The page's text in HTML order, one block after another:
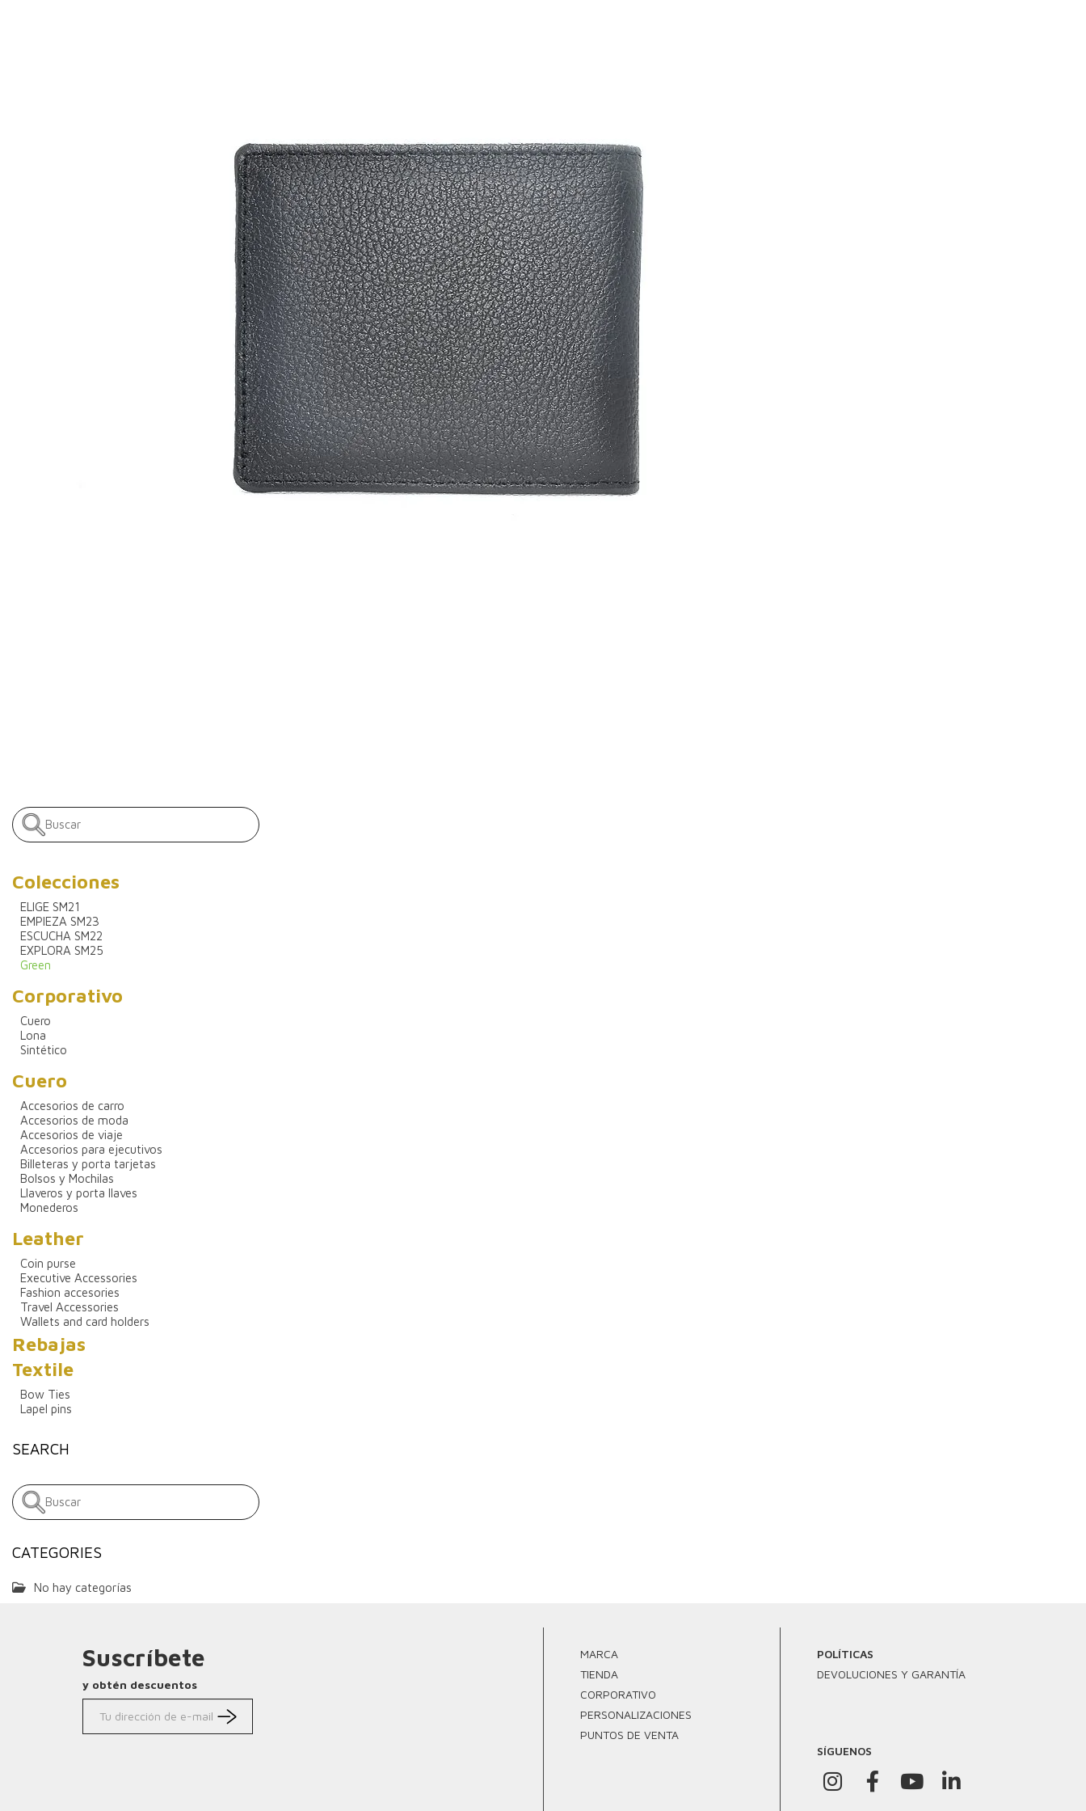
Colecciones
ELIGE SM21
EMPIEZA SM23
ESCUCHA SM22
EXPLORA SM25
Green
Corporativo
Cuero
Lona
Sintético
Cuero
Accesorios de carro
Accesorios de moda
Accesorios de viaje
Accesorios para ejecutivos
Billeteras y porta tarjetas
Bolsos y Mochilas
Llaveros y porta llaves
Monederos
Leather
Coin purse
Executive Accessories
Fashion accesories
Travel Accessories
Wallets and card holders
Rebajas
Textile
Bow Ties
Lapel pins
SEARCH
CATEGORIES
No hay categorías
Suscríbete
y obtén descuentos
MARCA
TIENDA
CORPORATIVO
PERSONALIZACIONES
PUNTOS DE VENTA
POLÍTICAS
DEVOLUCIONES Y GARANTÍA
SÍGUENOS